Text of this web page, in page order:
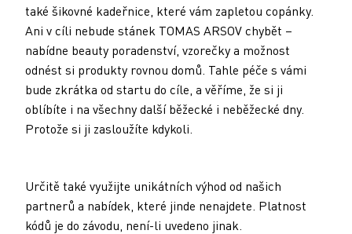
také šikovné kadeřnice, které vám zapletou copánky.
Ani v cíli nebude stánek TOMAS ARSOV chybět –
nabídne beauty poradenství, vzorečky a možnost
odnést si produkty rovnou domů. Tahle péče s vámi
bude zkrátka od startu do cíle, a věříme, že si ji
oblíbíte i na všechny další běžecké i neběžecké dny.
Protože si ji zasloužíte kdykoli.
Určitě také využijte unikátních výhod od našich
partnerů a nabídek, které jinde nenajdete. Platnost
kódů je do závodu, není-li uvedeno jinak.